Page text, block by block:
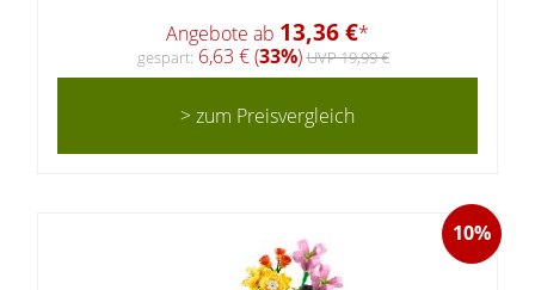
Angebote ab 13,36 €*
gespart: 6,63 € (33%)UVP 19,99 €
> zum Preisvergleich
10%